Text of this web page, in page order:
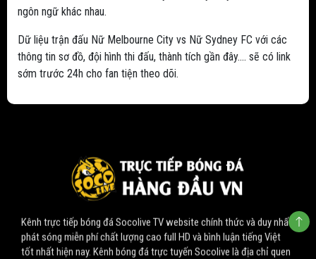
ngôn ngữ khác nhau.
Dữ liệu trận đấu Nữ Melbourne City vs Nữ Sydney FC với các
thông tin sơ đồ, đội hình thi đấu, thành tích gần đây.... sẽ có link
sớm trước 24h cho fan tiện theo dõi.
Kênh trực tiếp bóng đá Socolive TV website chính thức và duy nhất
phát sóng miễn phí chất lượng cao full HD và bình luận tiếng Việt
tốt nhất hiện nay. Kênh bóng đá trực tuyến Socolive là địa chỉ quen